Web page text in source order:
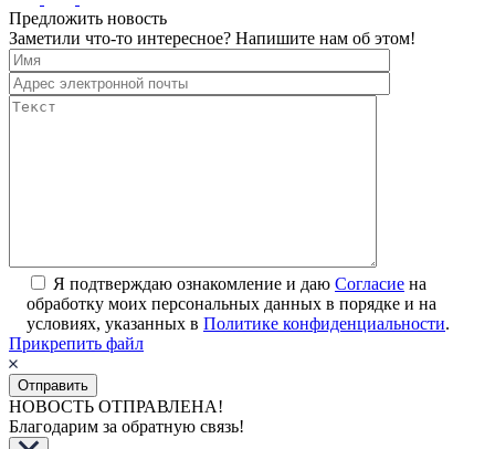
Предложить новость
Заметили что-то интересное? Напишите нам об этом!
Я подтверждаю ознакомление и даю Согласие на
обработку моих персональных данных в порядке и на
условиях, указанных в Политике конфиденциальности.
Прикрепить файл
НОВОСТЬ ОТПРАВЛЕНА!
Благодарим за обратную связь!